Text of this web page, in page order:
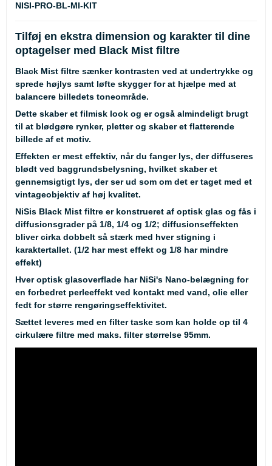
NISI-PRO-BL-MI-KIT
Tilføj en ekstra dimension og karakter til dine
optagelser med Black Mist filtre
Black Mist filtre sænker kontrasten ved at undertrykke og
sprede højlys samt løfte skygger for at hjælpe med at
balancere billedets toneområde.
Dette skaber et filmisk look og er også almindeligt brugt
til at blødgøre rynker, pletter og skaber et flatterende
billede af et motiv.
Effekten er mest effektiv, når du fanger lys, der diffuseres
blødt ved baggrundsbelysning, hvilket skaber et
gennemsigtigt lys, der ser ud som om det er taget med et
vintageobjektiv af høj kvalitet.
NiSis Black Mist filtre er konstrueret af optisk glas og fås i
diffusionsgrader på 1/8, 1/4 og 1/2; diffusionseffekten
bliver cirka dobbelt så stærk med hver stigning i
karaktertallet. (1/2 har mest effekt og 1/8 har mindre
effekt)
Hver optisk glasoverflade har NiSi's Nano-belægning for
en forbedret perleeffekt ved kontakt med vand, olie eller
fedt for større rengøringseffektivitet.
Sættet leveres med en filter taske som kan holde op til 4
cirkulære filtre med maks. filter størrelse 95mm.